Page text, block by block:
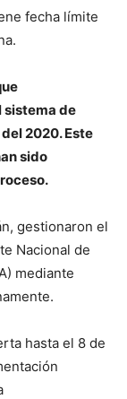
fecha límite
sistema de
2020. Este
sido
gestionaron el
Nacional de
mediante
hasta el 8 de